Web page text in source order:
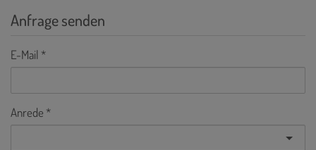
Anfrage senden
E-Mail
Anrede